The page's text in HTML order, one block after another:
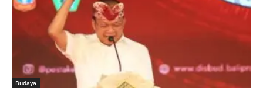
Budaya